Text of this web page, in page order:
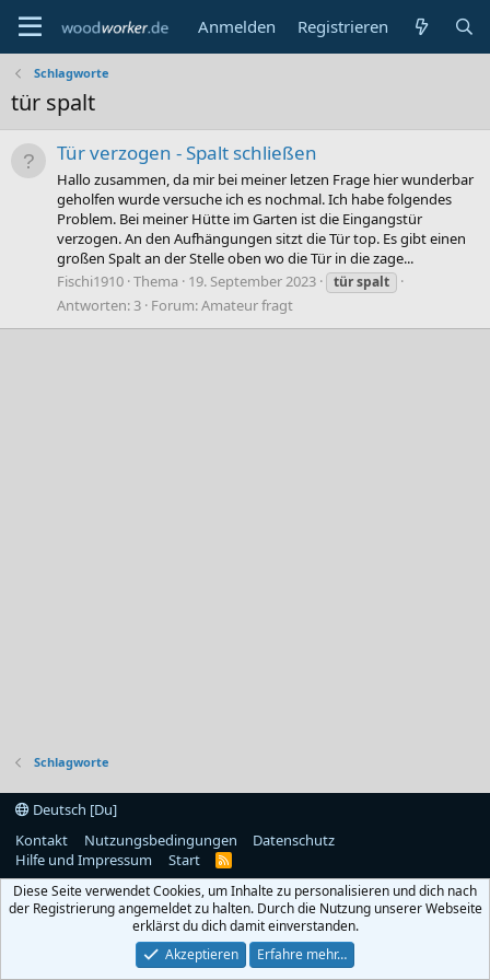
Anmelden Registrieren
Schlagworte
tür spalt
Tür verzogen - Spalt schließen
Hallo zusammen, da mir bei meiner letzen Frage hier wunderbar
geholfen wurde versuche ich es nochmal. Ich habe folgendes
Problem. Bei meiner Hütte im Garten ist die Eingangstür
verzogen. An den Aufhängungen sitzt die Tür top. Es gibt einen
großen Spalt an der Stelle oben wo die Tür in die zage...
Fischi1910 Thema 19. September 2023 türspalt
Antworten: 3 Forum:Amateur fragt
Schlagworte
Deutsch [Du]
Kontakt
Nutzungsbedingungen
Datenschutz
Hilfe und Impressum
Start
R
S
Diese Seite verwendet Cookies, um Inhalte zu personalisieren und dich nach
der Registrierung angemeldet zu halten. Durch die Nutzung unserer Webseite
erklärst du dich damit einverstanden.
Akzeptieren
Erfahre mehr…